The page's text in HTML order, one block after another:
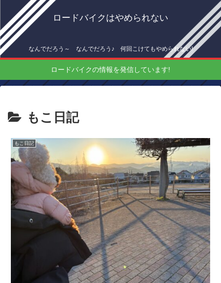
ロードバイクはやめられない
なんでだろう～ なんでだろう♪ 何回こけてもやめられない!
ロードバイクの情報を発信しています!
もこ日記
もこ日記